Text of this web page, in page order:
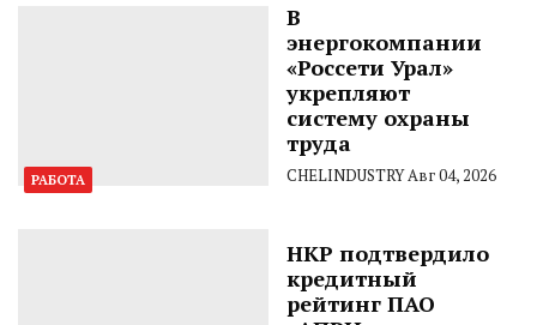
РАБОТА
В
энергокомпании
«Россети Урал»
укрепляют
систему охраны
труда
CHELINDUSTRYАвг 04, 2026
НКР подтвердило
кредитный
рейтинг ПАО